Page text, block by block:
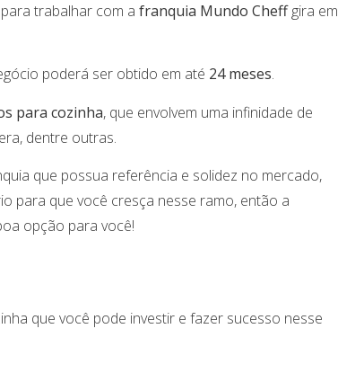
trabalhar com a franquia Mundo Cheffgira em
poderá ser obtido em até 24 meses.
para cozinha, que envolvem uma infinidade de
dentre outras.
que possua referência e solidez no mercado,
para que você cresça nesse ramo, então a
opção para você!
que você pode investir e fazer sucesso nesse